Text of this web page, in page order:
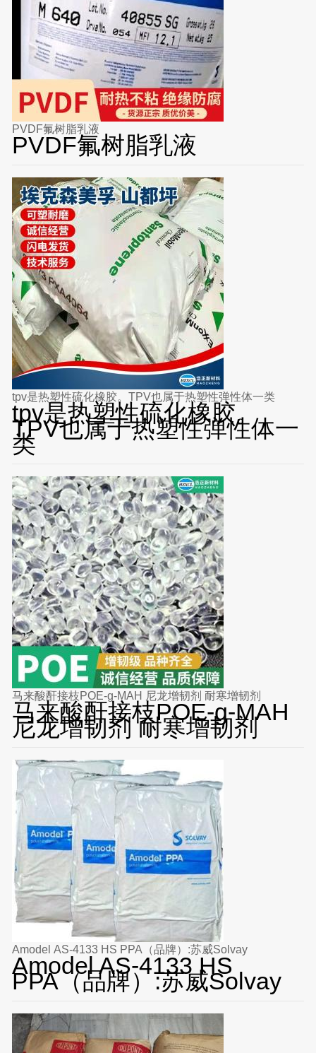
PVDF氟树脂乳液
PVDF氟树脂乳液
tpv是热塑性硫化橡胶。TPV也属于热塑性弹性体一类
tpv是热塑性硫化橡胶。
TPV也属于热塑性弹性体一
类
马来酸酐接枝POE-g-MAH 尼龙增韧剂 耐寒增韧剂
马来酸酐接枝POE-g-MAH
尼龙增韧剂 耐寒增韧剂
Amodel AS-4133 HS PPA（品牌）:苏威Solvay
Amodel AS-4133 HS
PPA（品牌）:苏威Solvay